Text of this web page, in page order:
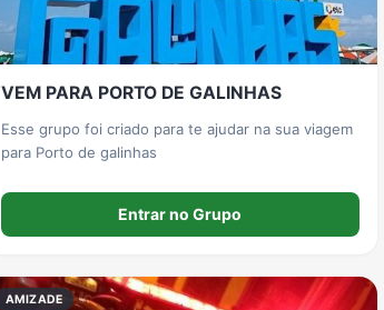
VEM PARA PORTO DE GALINHAS
Esse grupo foi criado para te ajudar na sua viagem
para Porto de galinhas
Entrar no Grupo
AMIZADE